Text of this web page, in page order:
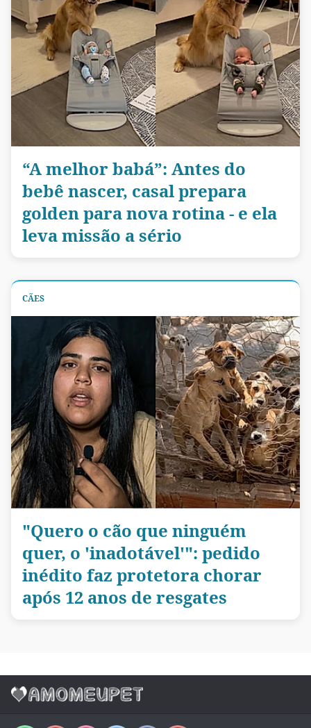
“A melhor babá”: Antes do
bebê nascer, casal prepara
golden para nova rotina - e ela
leva missão a sério
CÃES
"Quero o cão que ninguém
quer, o 'inadotável'": pedido
inédito faz protetora chorar
após 12 anos de resgates